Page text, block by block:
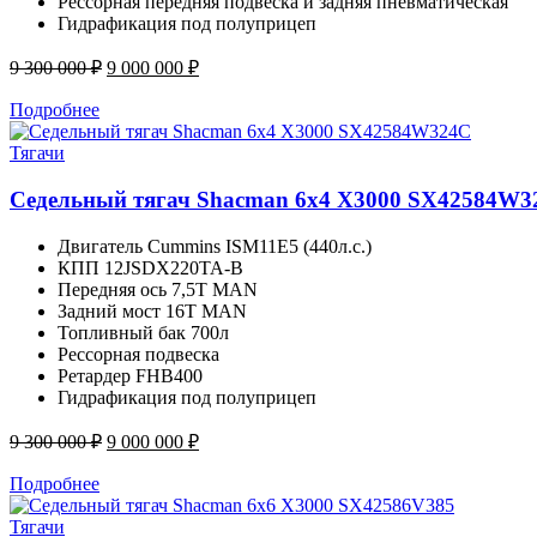
Гидрафикация под полуприцеп
9 300 000₽ Первоначальная
9
9 000 000 ₽Текущая
000
Подробнее
Тягачи
Седельный тягач Shacman 6x4 X3000
Двигатель Cummins ISM11E5 (440л.с.)
КПП 12JSDX220TA-B
Передняя ось 7,5Т MAN
Задний мост 16Т MAN
Топливный бак 700л
Рессорная подвеска
Ретардер FHB400
Гидрафикация под полуприцеп
9 300 000₽ Первоначальная
9
9 000 000 ₽Текущая
000
Подробнее
Тягачи